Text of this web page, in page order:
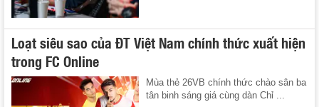
Loạt siêu sao của ĐT Việt Nam chính thức xuất hiện
trong FC Online
Mùa thẻ 26VB chính thức chào sân ba
tân binh sáng giá cùng dàn Chỉ ...